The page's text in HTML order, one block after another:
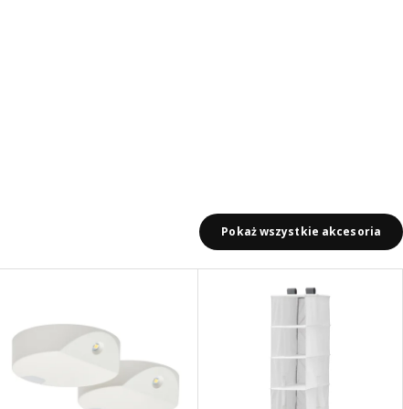
Pokaż wszystkie akcesoria